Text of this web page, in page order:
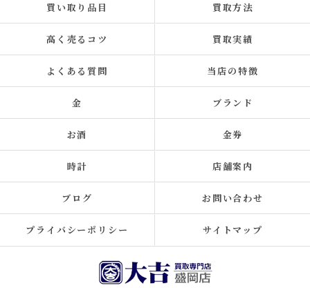
買い取り品目 買取方法
高く売るコツ 買取実績
よくある質問 当店の特徴
金 ブランド
お酒 金券
時計 店舗案内
ブログ お問い合わせ
プライバシーポリシー サイトマップ